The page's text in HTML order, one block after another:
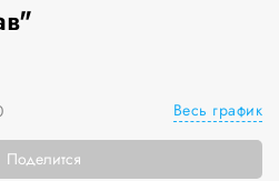
Весь график
Поделится